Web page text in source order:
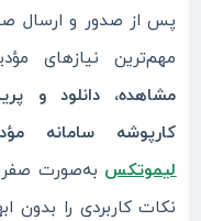
پس از صدور و ارسال
مهم‌ترین نیازهای
مشاهده، دانلود و
کارپوشه سامانه
لیموتکس به‌صورت
نکات کاربردی را بدون